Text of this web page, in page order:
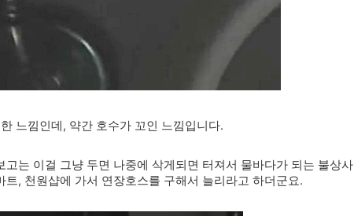
느낌인데, 약간 호수가 꼬인 느낌입니다.
는 이걸 그냥 두면 나중에 삭게되면 터져서 물바다가 되는 불상사
, 천원샵에 가서 연장호스를 구해서 늘리라고 하더군요.